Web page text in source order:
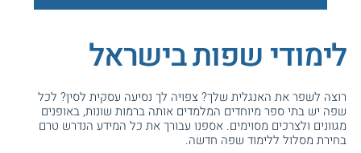
לימודי שפות בישראל
רוצה לשפר את האנגלית שלך? צפויה לך נסיעה עסקית לסין? לכל
שפה יש בתי ספר מיוחדים המלמדים אותה ברמות שונות, באופנים
מגוונים ולצרכים מסוימים. אספנו עבורך את כל המידע הנדרש טרם
בחירת מסלול ללימוד שפה חדשה.